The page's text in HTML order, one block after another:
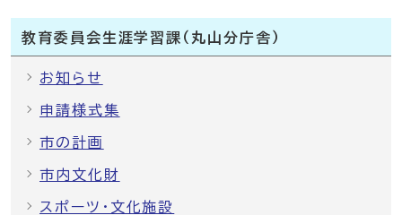
教育委員会生涯学習課（丸山分庁舎）
お知らせ
申請様式集
市の計画
市内文化財
スポーツ・文化施設